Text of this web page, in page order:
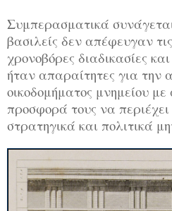
Συμπερασματικά
βασιλείς δεν απέφευγαν
χρονοβόρες διαδικασίες
ήταν απαραίτητες για την
οικοδομήματος μνημείου
προσφορά τους να
στρατηγικά και πολιτικά